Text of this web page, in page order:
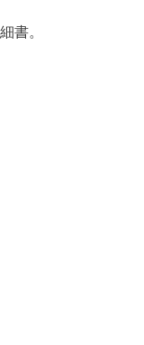
書。